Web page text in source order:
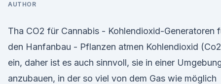
AUTHOR
Tha CO2 für Cannabis - Kohlendioxid-Generatoren
den Hanfanbau - Pflanzen atmen Kohlendioxid
ein, daher ist es auch sinnvoll, sie in einer
anzubauen, in der so viel von dem Gas wie möglich